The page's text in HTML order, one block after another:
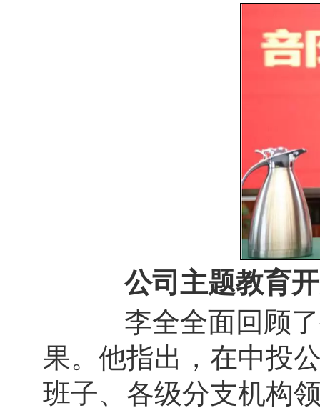
公司主题教育
李全全面回顾了
果。他指出，在中投
班子、各级分支机构